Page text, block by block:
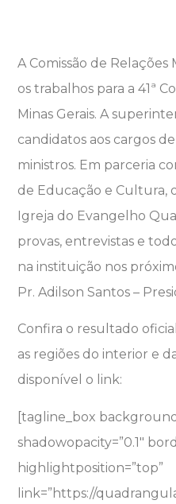
A Comissão de Relações
os trabalhos para a 41ª
Minas Gerais. A
candidatos aos cargos
ministros. Em parceria
de Educação e Cultura,
Igreja do Evangelho
provas, entrevistas e
na instituição nos
Pr. Adilson Santos –
Confira o resultado
as regiões do interior e
disponível o link:
[tagline_box
shadowopacity=”0.1″
highlightposition=”top”
link=”https://